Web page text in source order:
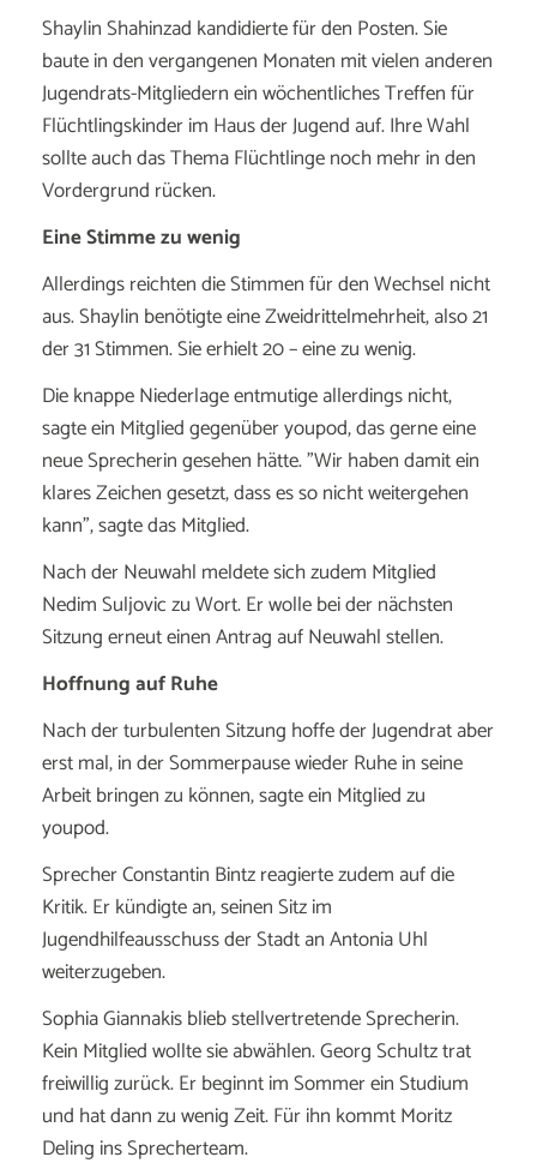
Shaylin Shahinzad kandidierte für den Posten. Sie
baute in den vergangenen Monaten mit vielen anderen
Jugendrats-Mitgliedern ein wöchentliches Treffen für
Flüchtlingskinder im Haus der Jugend auf. Ihre Wahl
sollte auch das Thema Flüchtlinge noch mehr in den
Vordergrund rücken.
Eine Stimme zu wenig
Allerdings reichten die Stimmen für den Wechsel nicht
aus. Shaylin benötigte eine Zweidrittelmehrheit, also 21
der 31 Stimmen. Sie erhielt 20 – eine zu wenig.
Die knappe Niederlage entmutige allerdings nicht,
sagte ein Mitglied gegenüber youpod, das gerne eine
neue Sprecherin gesehen hätte. "Wir haben damit ein
klares Zeichen gesetzt, dass es so nicht weitergehen
kann", sagte das Mitglied.
Nach der Neuwahl meldete sich zudem Mitglied
Nedim Suljovic zu Wort. Er wolle bei der nächsten
Sitzung erneut einen Antrag auf Neuwahl stellen.
Hoffnung auf Ruhe
Nach der turbulenten Sitzung hoffe der Jugendrat aber
erst mal, in der Sommerpause wieder Ruhe in seine
Arbeit bringen zu können, sagte ein Mitglied zu
youpod.
Sprecher Constantin Bintz reagierte zudem auf die
Kritik. Er kündigte an, seinen Sitz im
Jugendhilfeausschuss der Stadt an Antonia Uhl
weiterzugeben.
Sophia Giannakis blieb stellvertretende Sprecherin.
Kein Mitglied wollte sie abwählen. Georg Schultz trat
freiwillig zurück. Er beginnt im Sommer ein Studium
und hat dann zu wenig Zeit. Für ihn kommt Moritz
Deling ins Sprecherteam.